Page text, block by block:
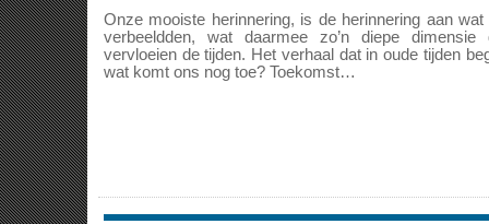
Onze mooiste herinnering, is de herinnering aan
verbeeldden, wat daarmee zo’n diepe
vervloeien de tijden. Het verhaal dat in oude tijden
wat komt ons nog toe? Toekomst…